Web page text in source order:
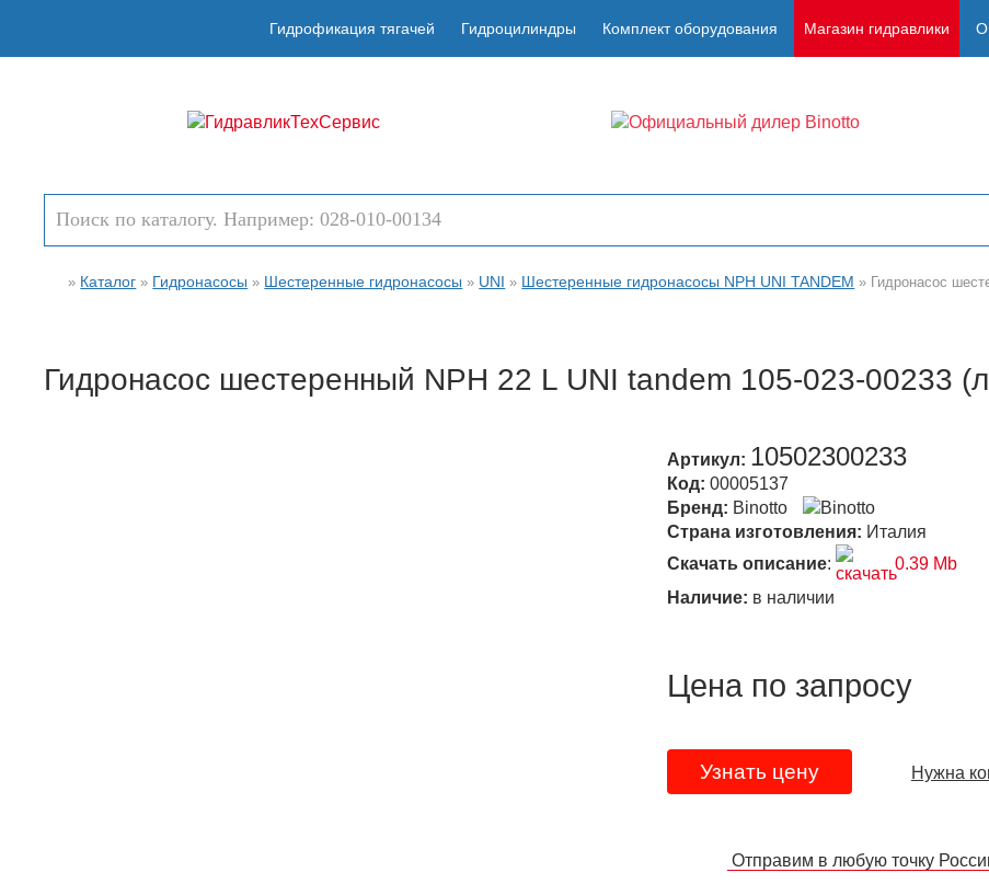
Гидрофикация тягачей Гидроцилиндры Комплект оборудования Магазин гидравлики
» Каталог » Гидронасосы » Шестеренные гидронасосы » UNI » Шестеренные гидронасосы NPH UNI TANDEM » Гидронасос
Гидронасос шестеренный NPH 22 L UNI tandem 105-023-00233
Артикул: 10502300233
Код: 00005137
Бренд: Binotto
Страна изготовления: Италия
Скачать описание:
0.39 Mb
Наличие: в наличии
Цена по запросу
Узнать цену Нужна
Отправим в любую точку